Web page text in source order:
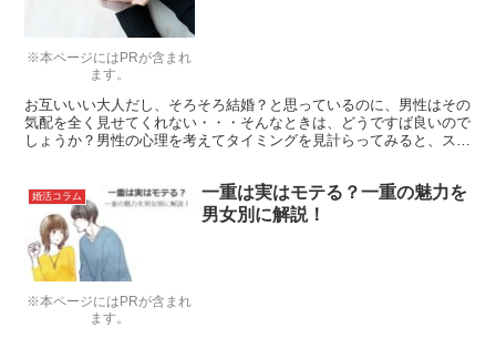
※本ページにはPRが含まれ
ます。
お互いいい大人だし、そろそろ結婚？と思っているのに、男性はその
気配を全く見せてくれない・・・そんなときは、どうですば良いので
しょうか？男性の心理を考えてタイミングを見計らってみると、スム
※本ページにはPRが含まれ
ます。
婚活コラム
一重は実はモテる？一重の魅力を
男女別に解説！